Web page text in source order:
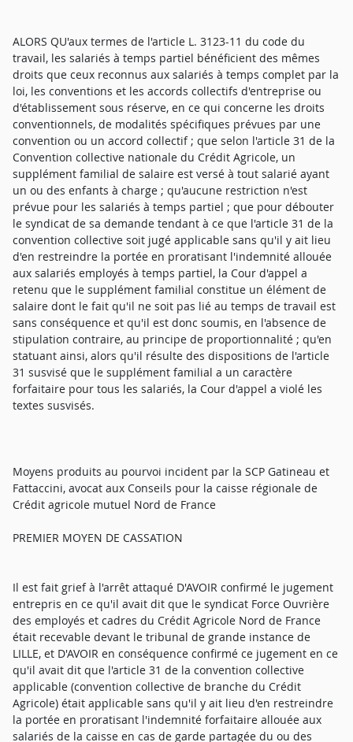
ALORS QU'aux termes de l'article L. 3123-11 du code du
travail, les salariés à temps partiel bénéficient des mêmes
droits que ceux reconnus aux salariés à temps complet par la
loi, les conventions et les accords collectifs d'entreprise ou
d'établissement sous réserve, en ce qui concerne les droits
conventionnels, de modalités spécifiques prévues par une
convention ou un accord collectif ; que selon l'article 31 de la
Convention collective nationale du Crédit Agricole, un
supplément familial de salaire est versé à tout salarié ayant
un ou des enfants à charge ; qu'aucune restriction n'est
prévue pour les salariés à temps partiel ; que pour débouter
le syndicat de sa demande tendant à ce que l'article 31 de la
convention collective soit jugé applicable sans qu'il y ait lieu
d'en restreindre la portée en proratisant l'indemnité allouée
aux salariés employés à temps partiel, la Cour d'appel a
retenu que le supplément familial constitue un élément de
salaire dont le fait qu'il ne soit pas lié au temps de travail est
sans conséquence et qu'il est donc soumis, en l'absence de
stipulation contraire, au principe de proportionnalité ; qu'en
statuant ainsi, alors qu'il résulte des dispositions de l'article
31 susvisé que le supplément familial a un caractère
forfaitaire pour tous les salariés, la Cour d'appel a violé les
textes susvisés.
Moyens produits au pourvoi incident par la SCP Gatineau et
Fattaccini, avocat aux Conseils pour la caisse régionale de
Crédit agricole mutuel Nord de France
PREMIER MOYEN DE CASSATION
Il est fait grief à l'arrêt attaqué D'AVOIR confirmé le jugement
entrepris en ce qu'il avait dit que le syndicat Force Ouvrière
des employés et cadres du Crédit Agricole Nord de France
était recevable devant le tribunal de grande instance de
LILLE, et D'AVOIR en conséquence confirmé ce jugement en ce
qu'il avait dit que l'article 31 de la convention collective
applicable (convention collective de branche du Crédit
Agricole) était applicable sans qu'il y ait lieu d'en restreindre
la portée en proratisant l'indemnité forfaitaire allouée aux
salariés de la caisse en cas de garde partagée du ou des